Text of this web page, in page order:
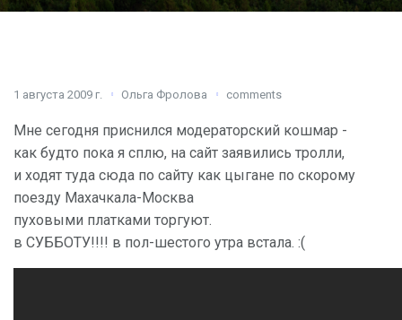
1 августа 2009 г. Ольга Фролова comments
Мне сегодня приснился модераторский кошмар -
как будто пока я сплю, на сайт заявились тролли,
и ходят туда сюда по сайту как цыгане по скорому
поезду Махачкала-Москва
пуховыми платками торгуют.
в СУББОТУ!!!! в пол-шестого утра встала. :(